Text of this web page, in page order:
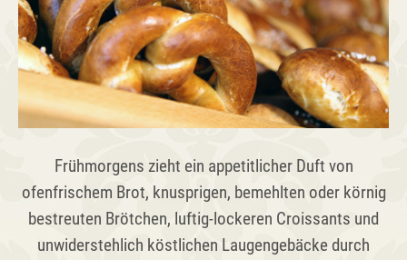
Frühmorgens zieht ein appetitlicher Duft von
ofenfrischem Brot, knusprigen, bemehlten oder körnig
bestreuten Brötchen, luftig-lockeren Croissants und
unwiderstehlich köstlichen Laugengebäcke durch